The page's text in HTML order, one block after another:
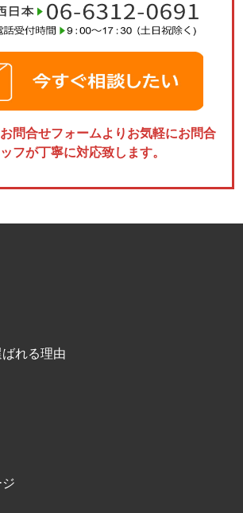
問合せフォームよりお気軽にお問合
フが丁寧に対応致します。
れる理由